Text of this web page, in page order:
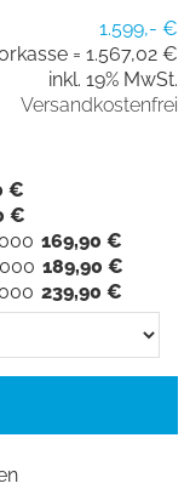
1.599,- €
= 1.567,02 €
inkl. 19% MwSt.
Versandkostenfrei
€
€
169,90 €
189,90 €
239,90 €